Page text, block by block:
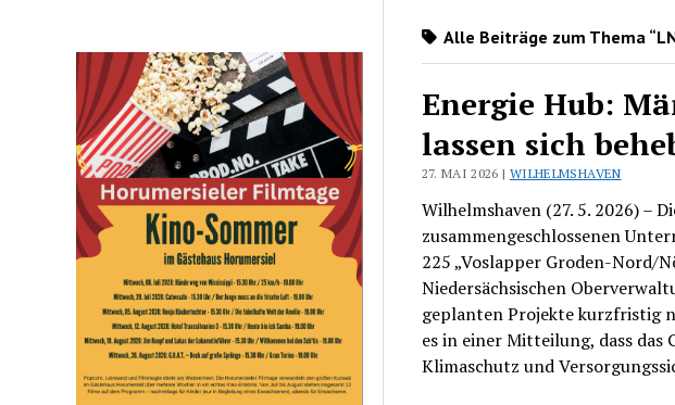
Alle Beiträge zum Thema
Energie Hub:
lassen sich
27. MAI 2026 | WILHELMSHAVEN
Wilhelmshaven (27. 5. 2026) –
zusammengeschlossenen
225 „Voslapper Groden-Nord/
Niedersächsischen
geplanten Projekte kurzfristig
es in einer Mitteilung, dass das
Klimaschutz und